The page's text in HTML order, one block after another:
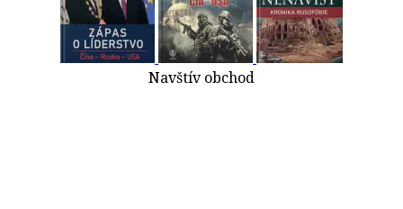
Navštív obchod